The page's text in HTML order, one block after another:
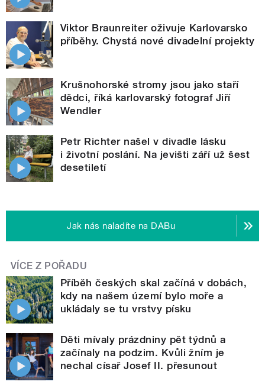
Viktor Braunreiter oživuje Karlovarsko
příběhy. Chystá nové divadelní projekty
Krušnohorské stromy jsou jako staří
dědci, říká karlovarský fotograf Jiří
Wendler
Petr Richter našel v divadle lásku
i životní poslání. Na jevišti září už šest
desetiletí
Jak nás naladíte na DABu
VÍCE Z POŘADU
Příběh českých skal začíná v dobách,
kdy na našem území bylo moře a
ukládaly se tu vrstvy písku
Děti mívaly prázdniny pět týdnů a
začínaly na podzim. Kvůli žním je
nechal císař Josef II. přesunout